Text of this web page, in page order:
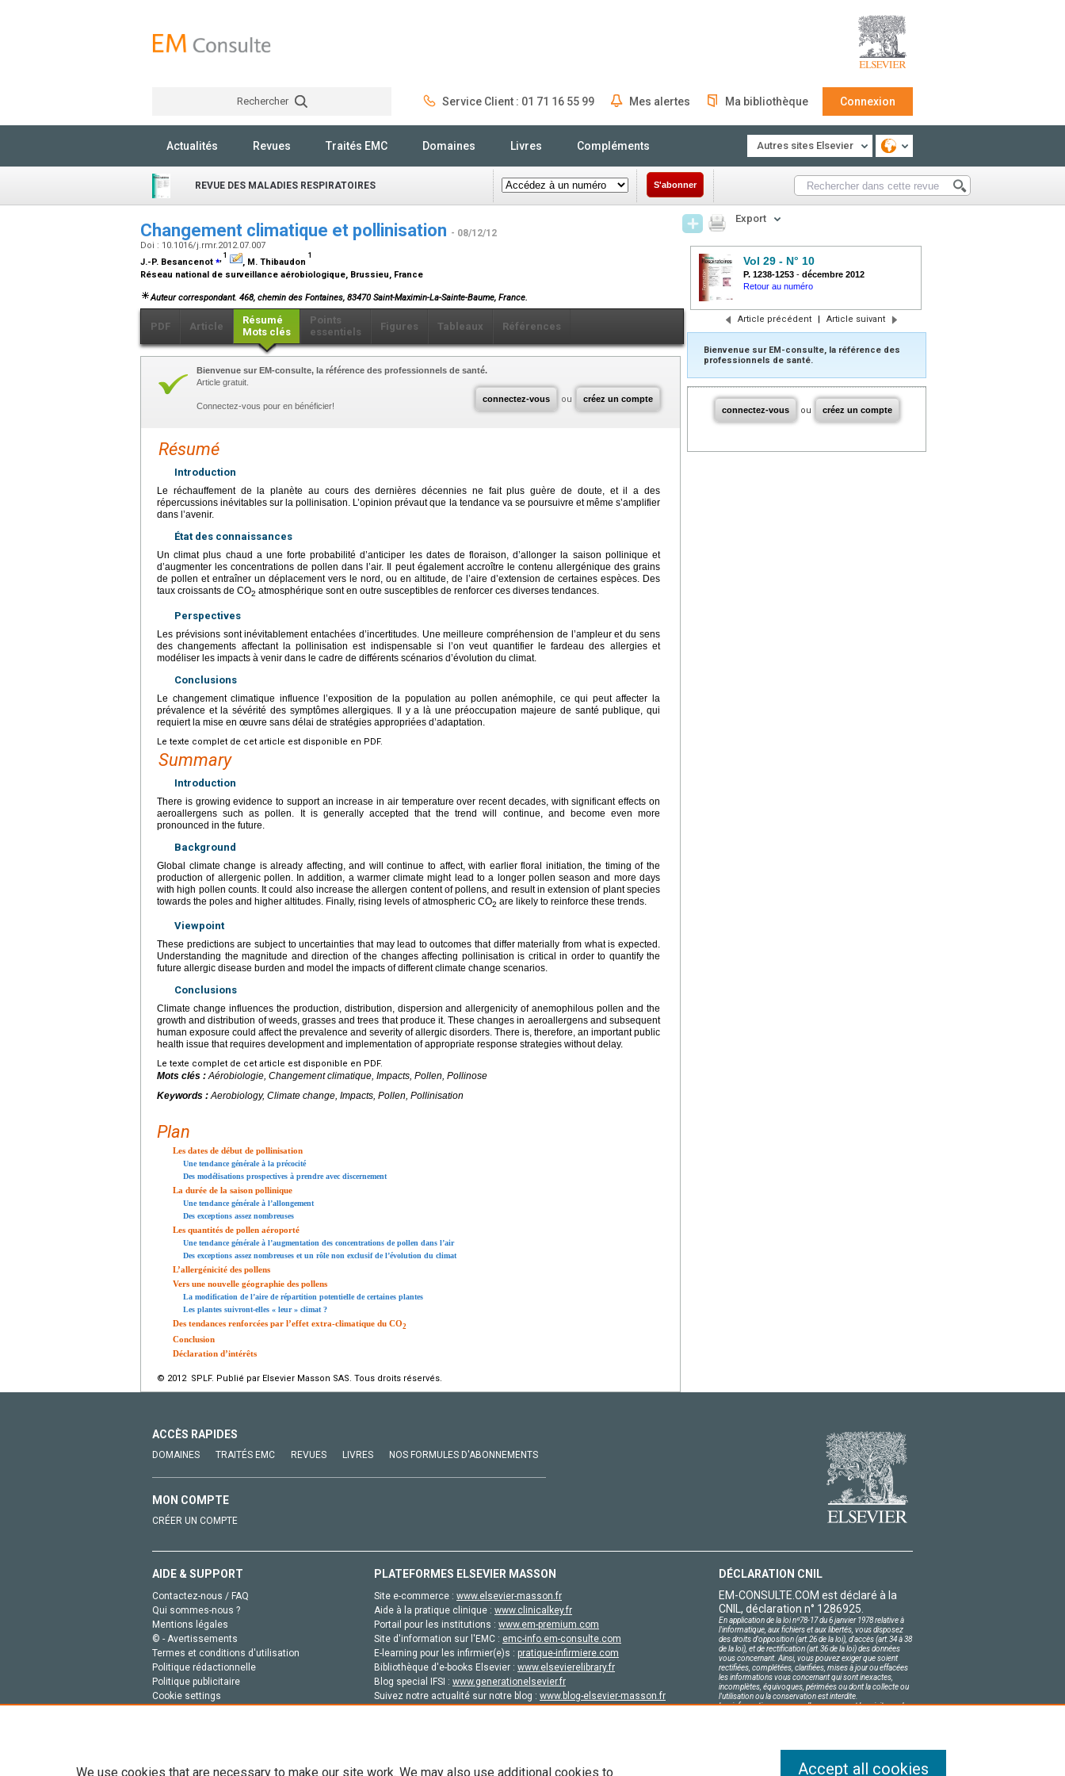
Rechercher Service Client : 01 71 16 55 99 Mes alertes Ma bibliothèque Connexion
Actualités Revues Traités EMC Domaines Livres Compléments Autres sites Elsevier
REVUE DES MALADIES RESPIRATOIRES S'abonner
Changement climatique et pollinisation - 08/12/12
Doi : 10.1016/j.rmr.2012.07.007
J.-P. Besancenot ⁎, 1
, M. Thibaudon
1
Réseau national de surveillance aérobiologique, Brussieu, France
Auteur correspondant. 468, chemin des Fontaines, 83470 Saint-Maximin-La-Sainte-Baume, France.
PDF Article
Résumé
Mots clés
Points
essentiels
Figures Tableaux Références
connectez-vous ou créez un compte
Bienvenue sur EM-consulte, la référence des professionnels de santé.
Article gratuit.
Connectez-vous pour en bénéficier!
Résumé
Introduction
Le réchauffement de la planète au cours des dernières décennies ne fait plus guère de doute, et il a des
répercussions inévitables sur la pollinisation. L’opinion prévaut que la tendance va se poursuivre et même s’amplifier
dans l’avenir.
État des connaissances
Un climat plus chaud a une forte probabilité d’anticiper les dates de floraison, d’allonger la saison pollinique et
d’augmenter les concentrations de pollen dans l’air. Il peut également accroître le contenu allergénique des grains
de pollen et entraîner un déplacement vers le nord, ou en altitude, de l’aire d’extension de certaines espèces. Des
taux croissants de CO2 atmosphérique sont en outre susceptibles de renforcer ces diverses tendances.
Perspectives
Les prévisions sont inévitablement entachées d’incertitudes. Une meilleure compréhension de l’ampleur et du sens
des changements affectant la pollinisation est indispensable si l’on veut quantifier le fardeau des allergies et
modéliser les impacts à venir dans le cadre de différents scénarios d’évolution du climat.
Conclusions
Le changement climatique influence l’exposition de la population au pollen anémophile, ce qui peut affecter la
prévalence et la sévérité des symptômes allergiques. Il y a là une préoccupation majeure de santé publique, qui
requiert la mise en œuvre sans délai de stratégies appropriées d’adaptation.
Le texte complet de cet article est disponible en PDF.
Summary
Introduction
There is growing evidence to support an increase in air temperature over recent decades, with significant effects on
aeroallergens such as pollen. It is generally accepted that the trend will continue, and become even more
pronounced in the future.
Background
Global climate change is already affecting, and will continue to affect, with earlier floral initiation, the timing of the
production of allergenic pollen. In addition, a warmer climate might lead to a longer pollen season and more days
with high pollen counts. It could also increase the allergen content of pollens, and result in extension of plant species
towards the poles and higher altitudes. Finally, rising levels of atmospheric CO2 are likely to reinforce these trends.
Viewpoint
These predictions are subject to uncertainties that may lead to outcomes that differ materially from what is expected.
Understanding the magnitude and direction of the changes affecting pollinisation is critical in order to quantify the
future allergic disease burden and model the impacts of different climate change scenarios.
Conclusions
Climate change influences the production, distribution, dispersion and allergenicity of anemophilous pollen and the
growth and distribution of weeds, grasses and trees that produce it. These changes in aeroallergens and subsequent
human exposure could affect the prevalence and severity of allergic disorders. There is, therefore, an important public
health issue that requires development and implementation of appropriate response strategies without delay.
Le texte complet de cet article est disponible en PDF.
Mots clés :Aérobiologie, Changement climatique, Impacts, Pollen, Pollinose
Keywords :Aerobiology, Climate change, Impacts, Pollen, Pollinisation
Plan
Les dates de début de pollinisation
Une tendance générale à la précocité
Des modélisations prospectives à prendre avec discernement
La durée de la saison pollinique
Une tendance générale à l’allongement
Des exceptions assez nombreuses
Les quantités de pollen aéroporté
Une tendance générale à l’augmentation des concentrations de pollen dans l’air
Des exceptions assez nombreuses et un rôle non exclusif de l’évolution du climat
L’allergénicité des pollens
Vers une nouvelle géographie des pollens
La modification de l’aire de répartition potentielle de certaines plantes
Les plantes suivront-elles « leur » climat ?
Des tendances renforcées par l’effet extra-climatique du CO2
Conclusion
Déclaration d’intérêts
© 2012 SPLF. Publié par Elsevier Masson SAS. Tous droits réservés.
Export
Vol 29 - N° 10
P. 1238-1253 - décembre 2012
Retour au numéro
Article précédent | Article suivant
Bienvenue sur EM-consulte, la référence des
professionnels de santé.
connectez-vous ou créez un compte
ACCÈS RAPIDES
DOMAINES TRAITÉS EMC REVUES LIVRES NOS FORMULES D'ABONNEMENTS
MON COMPTE
CRÉER UN COMPTE
AIDE & SUPPORT
Contactez-nous / FAQ
Qui sommes-nous ?
Mentions légales
© - Avertissements
Termes et conditions d'utilisation
Politique rédactionnelle
Politique publicitaire
Cookie settings
PLATEFORMES ELSEVIER MASSON
Site e-commerce : www.elsevier-masson.fr
Aide à la pratique clinique : www.clinicalkey.fr
Portail pour les institutions : www.em-premium.com
Site d'information sur l'EMC : emc-info.em-consulte.com
E-learning pour les infirmier(e)s : pratique-infirmiere.com
Bibliothèque d'e-books Elsevier : www.elsevierelibrary.fr
Blog special IFSI : www.generationelsevier.fr
Suivez notre actualité sur notre blog : www.blog-elsevier-masson.fr
DÉCLARATION CNIL
EM-CONSULTE.COM est déclaré à la
CNIL, déclaration n° 1286925.
En application de la loi nº78-17 du 6 janvier 1978 relative à
l'informatique, aux fichiers et aux libertés, vous disposez
des droits d'opposition (art.26 de la loi), d'accès (art.34 à 38
de la loi), et de rectification (art.36 de la loi) des données
vous concernant. Ainsi, vous pouvez exiger que soient
rectifiées, complétées, clarifiées, mises à jour ou effacées
les informations vous concernant qui sont inexactes,
incomplètes, équivoques, périmées ou dont la collecte ou
l'utilisation ou la conservation est interdite.
Les informations personnelles concernant les visiteurs de
We use cookies that are necessary to make our site work. We may also use additional cookies to Accept all cookies